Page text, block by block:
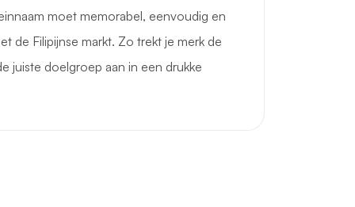
moet memorabel, eenvoudig en
de Filipijnse markt. Zo trekt je merk de
juiste doelgroep aan in een drukke